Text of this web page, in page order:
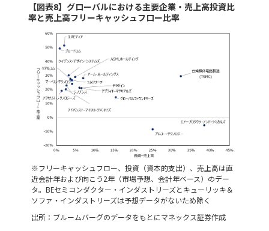
【図表8】グローバルにおける主要企業・売上高投資比
率と売上高フリーキャッシュフロー比率
※フリーキャッシュフロー、投資（資本的支出）、売上高は直
近会計年および向こう2年（市場予想、会計年ベース）のデー
タ。BEセミコンダクター・インダストリーズとキューリッキ＆
ソファ・インダストリーズは予想データがないため除く
出所：ブルームバーグのデータをもとにマネックス証券作成